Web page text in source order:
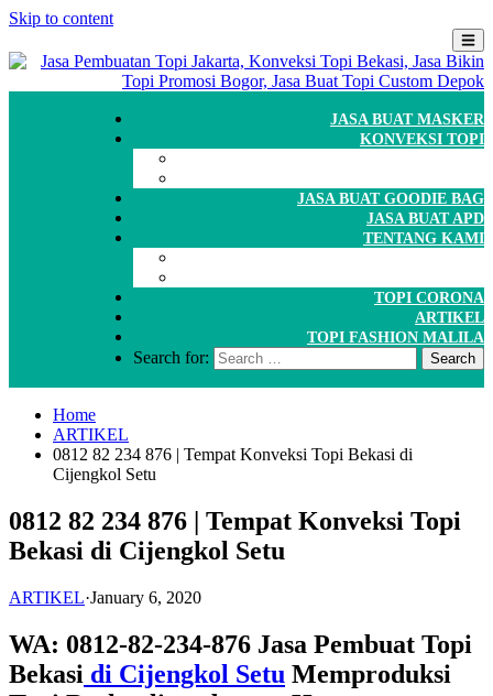
Skip to content
JASA BUAT MASKER
KONVEKSI TOPI
JASA BUAT GOODIE BAG
JASA BUAT APD
TENTANG KAMI
TOPI CORONA
ARTIKEL
TOPI FASHION MALILA
Search for:
Home
ARTIKEL
0812 82 234 876 | Tempat Konveksi Topi Bekasi di
Cijengkol Setu
0812 82 234 876 | Tempat Konveksi Topi
Bekasi di Cijengkol Setu
ARTIKEL·January 6, 2020
WA: 0812-82-234-876 Jasa Pembuat Topi
Bekasi di Cijengkol Setu Memproduksi